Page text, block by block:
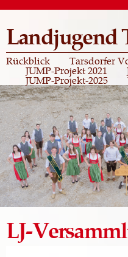
Direkt
Inhalt
Landjugend
Rückblick Tarsdorfer
JUMP-Projekt 2021
JUMP-Projekt-2025
LJ-